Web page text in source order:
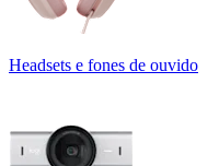
Headsets e fones de ouvido